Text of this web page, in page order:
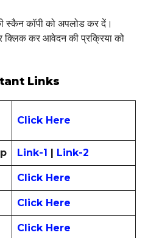
स्कैन कॉपी को अपलोड कर दें।
कर आवेदन की प्रक्रिया को
Links
Click Here
Link-1 Link-2
Click Here
Click Here
Click Here